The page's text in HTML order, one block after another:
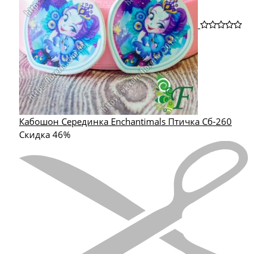
Кабошон Серединка Enchantimals Птичка Сб-260
Скидка 46%